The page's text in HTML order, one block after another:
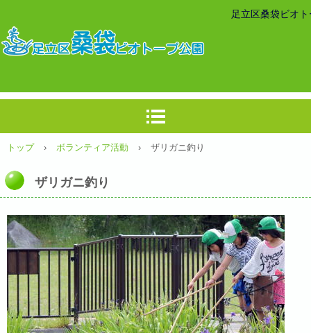
足立区桑袋ビオ
トップ › ボランティア活動 › ザリガニ釣り
ザリガニ釣り